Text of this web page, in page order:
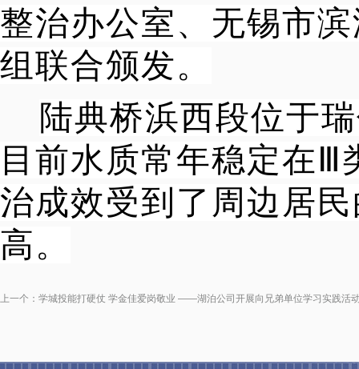
整治办公室、无锡市
组联合颁发。
陆典桥浜西段位于
目前水质常年稳定在Ⅲ
治成效受到了周边居
高。
上一个： 学城投能打硬仗 学金佳爱岗敬业 ——湖泊公司开展向兄弟单位学习实践活